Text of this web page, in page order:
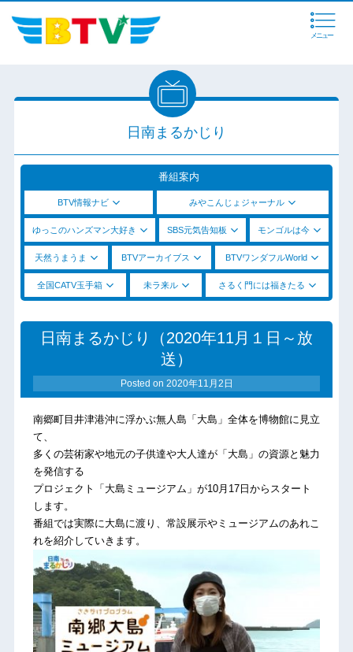
メニュー
日南まるかじり
番組案内
BTV情報ナビ みやこんじょジャーナル
ゆっこのハンズマン大好き SBS元気告知板 モンゴルは今
天然うまうま BTVアーカイブス BTVワンダフルWorld
全国CATV玉手箱 未ラ来ル さるく門には福きたる
日南まるかじり（2020年11月１日～放
送）
Posted on 2020年11月2日
南郷町目井津港沖に浮かぶ無人島「大島」全体を博物館に見立
て、
多くの芸術家や地元の子供達や大人達が「大島」の資源と魅力
を発信する
プロジェクト「大島ミュージアム」が10月17日からスタート
しま す。
番組では実際に大島に渡り、常設展示やミュージアムのあれこ
れを紹介していきます。